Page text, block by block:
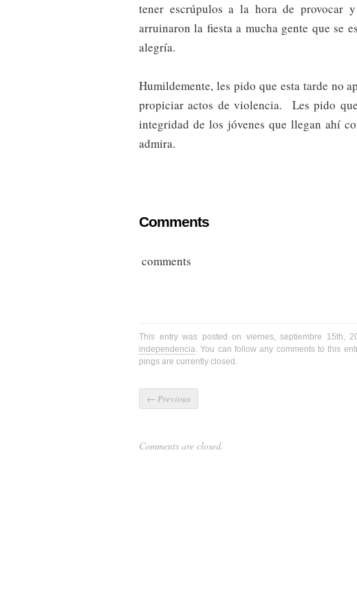
tener escrúpulos a la hora de
arruinaron la fiesta a mucha gente que se
alegría.
Humildemente, les pido que esta tarde no
propiciar actos de violencia. Les pido
integridad de los jóvenes que llegan ahí
admira.
Comments
comments
This entry was posted on viernes, septiembre 15th,
independencia. You can follow any comments to this
pings are currently closed.
← Previous
Comments are closed.